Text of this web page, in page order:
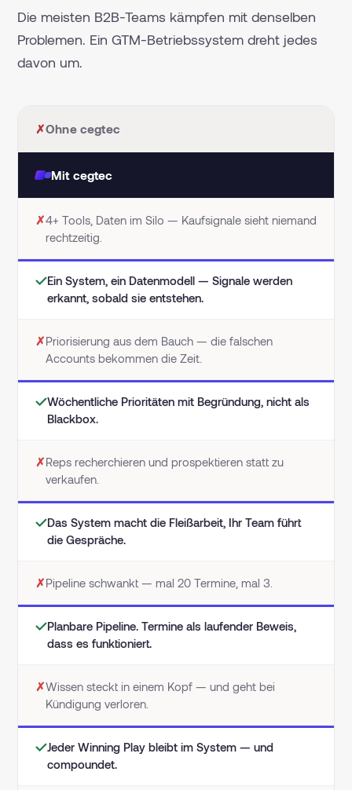
Die meisten B2B-Teams kämpfen mit denselben
Problemen. Ein GTM-Betriebssystem dreht jedes
davon um.
✗Ohne cegtec
Mit cegtec
✗4+ Tools, Daten im Silo — Kaufsignale sieht niemand
rechtzeitig.
✓Ein System, ein Datenmodell — Signale werden
erkannt, sobald sie entstehen.
✗Priorisierung aus dem Bauch — die falschen
Accounts bekommen die Zeit.
✓Wöchentliche Prioritäten mit Begründung, nicht als
Blackbox.
✗Reps recherchieren und prospektieren statt zu
verkaufen.
✓Das System macht die Fleißarbeit, Ihr Team führt
die Gespräche.
✗Pipeline schwankt — mal 20 Termine, mal 3.
✓Planbare Pipeline. Termine als laufender Beweis,
dass es funktioniert.
✗Wissen steckt in einem Kopf — und geht bei
Kündigung verloren.
✓Jeder Winning Play bleibt im System — und
compoundet.